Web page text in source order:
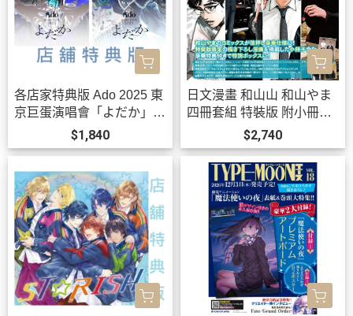
各店家特典版 Ado 2025 東
京巨蛋演唱會「よだか」LI
VE 藍光BD DVD *10/21發
售!
$1,840
日文漫畫 和山山 和山やま
四冊套組 特裝版 附小冊
子、立牌 去唱卡拉OK吧、
為你著迷*12/11發售!
$2,740